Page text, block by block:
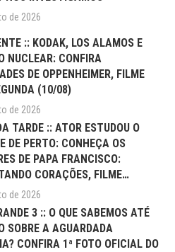
de 2026
:: KODAK, LOS ALAMOS E
NUCLEAR: CONFIRA
DE OPPENHEIMER, FILME
(10/08)
de 2026
TARDE :: ATOR ESTUDOU O
DE PERTO: CONHEÇA OS
DE PAPA FRANCISCO:
CORAÇÕES, FILME
de 2026
3 :: O QUE SABEMOS ATÉ
SOBRE A AGUARDADA
CONFIRA 1ª FOTO OFICIAL DO